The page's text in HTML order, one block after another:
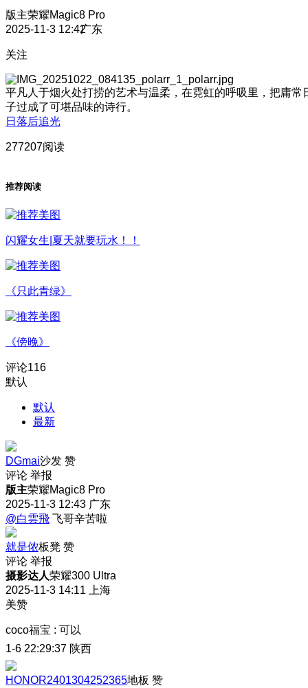
版主荣耀Magic8 Pro
2025-11-3 12:42广东
关注
平凡人于烟火处打捞的艺术与温柔，在霓虹的呼吸里，把庸常
子过成了可堪品味的诗行。
日落后追光
277207阅读
推荐阅读
闪耀女生|夏天就要玩水！！
《只此青绿》
《傍晚》
评论116
默认
默认
最新
DGmai沙发 赞
评论 举报
版主荣耀Magic8 Pro
2025-11-3 12:43 广东
@白雲飛 飞哥辛苦啦
就是侬板凳 赞
评论 举报
摄影达人荣耀300 Ultra
2025-11-3 14:11
上海
美赞
coco福宝 : 可以
1-6 22:29:37 陕西
HONOR2401304252365地板 赞